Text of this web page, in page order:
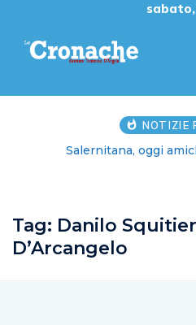
NOTIZIE
Salernitana, oggi
D’Arcangelo